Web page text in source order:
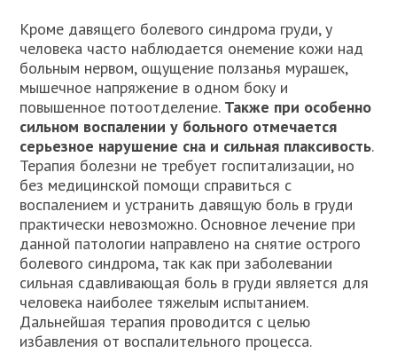
Кроме давящего болевого синдрома груди, у
человека часто наблюдается онемение кожи над
больным нервом, ощущение ползанья мурашек,
мышечное напряжение в одном боку и
повышенное потоотделение. Также при особенно
сильном воспалении у больного отмечается
серьезное нарушение сна и сильная плаксивость.
Терапия болезни не требует госпитализации, но
без медицинской помощи справиться с
воспалением и устранить давящую боль в груди
практически невозможно. Основное лечение при
данной патологии направлено на снятие острого
болевого синдрома, так как при заболевании
сильная сдавливающая боль в груди является для
человека наиболее тяжелым испытанием.
Дальнейшая терапия проводится с целью
избавления от воспалительного процесса.